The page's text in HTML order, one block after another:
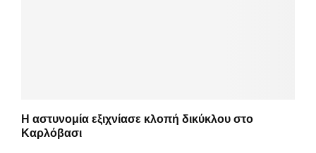
Η αστυνομία εξιχνίασε κλοπή δικύκλου στο
Καρλόβασι